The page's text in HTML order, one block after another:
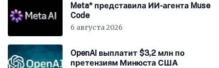
Meta* представила ИИ-агента Muse
Code
6 августа 2026
OpenAI выплатит $3,2 млн по
претензиям Минюста США